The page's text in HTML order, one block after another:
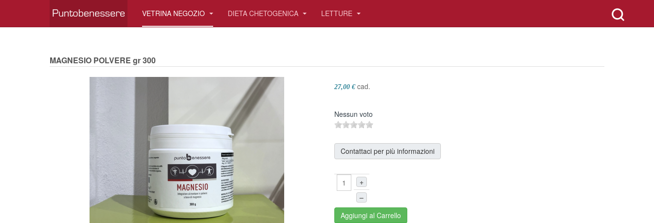
VETRINA NEGOZIO DIETA CHETOGENICA LETTURE
MAGNESIO POLVERE gr 300
27,00 € cad.
Nessun voto
Contattaci per più informazioni
+
–
Aggiungi al Carrello